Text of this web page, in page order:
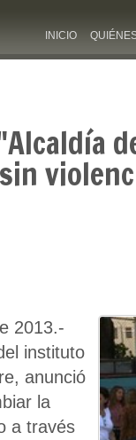
INICIO
2013.-
instituto
anunció
la
a través